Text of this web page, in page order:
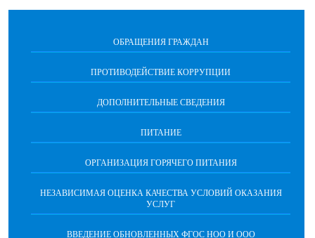
ОБРАЩЕНИЯ ГРАЖДАН
ПРОТИВОДЕЙСТВИЕ КОРРУПЦИИ
ДОПОЛНИТЕЛЬНЫЕ СВЕДЕНИЯ
ПИТАНИЕ
ОРГАНИЗАЦИЯ ГОРЯЧЕГО ПИТАНИЯ
НЕЗАВИСИМАЯ ОЦЕНКА КАЧЕСТВА УСЛОВИЙ ОКАЗАНИЯ
УСЛУГ
ВВЕДЕНИЕ ОБНОВЛЕННЫХ ФГОС НОО И ООО